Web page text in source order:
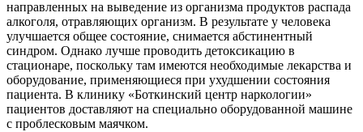
направленных на выведение из организма продуктов распада
алкоголя, отравляющих организм. В результате у человека
улучшается общее состояние, снимается абстинентный
синдром. Однако лучше проводить детоксикацию в
стационаре, поскольку там имеются необходимые лекарства и
оборудование, применяющиеся при ухудшении состояния
пациента. В клинику «Боткинский центр наркологии»
пациентов доставляют на специально оборудованной машине
с проблесковым маячком.